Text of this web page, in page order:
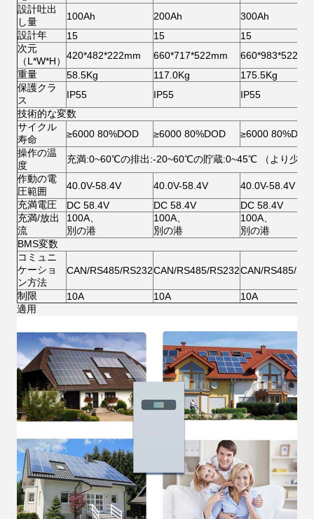
設計吐出
し量
100Ah 200Ah
300Ah
設計年
15 15
15
次元
（L*W*H） 420*482*222mm 660*717*522mm
660*983*522mm
重量
58.5Kg 117.0Kg
175.5Kg
保護クラ
ス
IP55 IP55
IP55
技術的な変数
サイクル
寿命
≥6000 80%DOD ≥6000 80%DOD
≥6000 80%DOD
操作の温
度
充満:0~60℃の排出:-20~60℃の貯蔵:0~45℃ （より少し
作動の電
圧範囲
40.0V-58.4V 40.0V-58.4V
40.0V-58.4V
充満電圧
DC 58.4V DC 58.4V
DC 58.4V
充満/放出
流
100A、
別の港
100A、
別の港
100A、
別の港
BMS変数
コミュニ
ケーショ
ン方法
CAN/RS485/RS232CAN/RS485/RS232CAN/RS485/
制限 10A 10A
10A
適用